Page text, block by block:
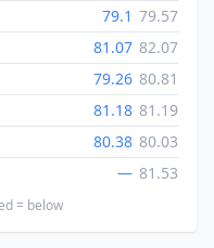
79.1 79.57
81.07 82.07
79.26 80.81
81.18 81.19
80.38 80.03
— 81.53
= below